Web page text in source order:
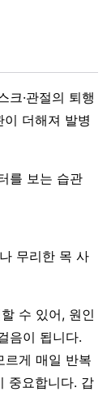
크·관절의 퇴행
더해져 발병
를 보는 습관
무리한 목 사
수 있어, 원인
음이 됩니다.
르게 매일 반복
중요합니다. 갑